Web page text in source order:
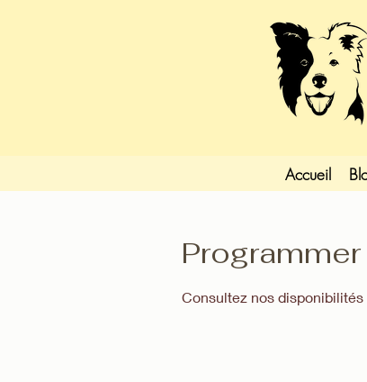
Accueil
Consultez nos